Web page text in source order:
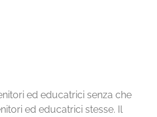
ed educatrici senza che
ed educatrici stesse. Il